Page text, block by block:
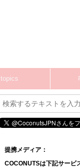
topics
提携メディア：
COCONUTSは下記サービ